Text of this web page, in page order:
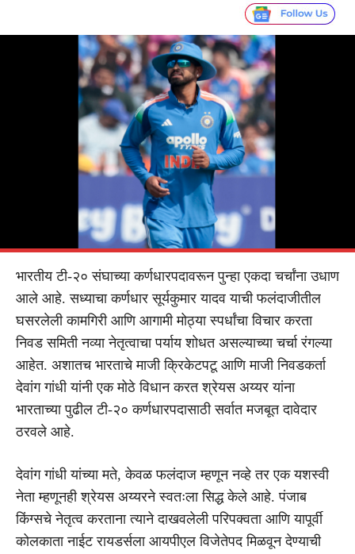
भारतीय टी-२० संघाच्या कर्णधारपदावरून पुन्हा एकदा चर्चांना उधाण
आले आहे. सध्याचा कर्णधार सूर्यकुमार यादव याची फलंदाजीतील
घसरलेली कामगिरी आणि आगामी मोठ्या स्पर्धांचा विचार करता
निवड समिती नव्या नेतृत्वाचा पर्याय शोधत असल्याच्या चर्चा रंगल्या
आहेत. अशातच भारताचे माजी क्रिकेटपटू आणि माजी निवडकर्ता
देवांग गांधी यांनी एक मोठे विधान करत श्रेयस अय्यर यांना
भारताच्या पुढील टी-२० कर्णधारपदासाठी सर्वात मजबूत दावेदार
ठरवले आहे.
देवांग गांधी यांच्या मते, केवळ फलंदाज म्हणून नव्हे तर एक यशस्वी
नेता म्हणूनही श्रेयस अय्यरने स्वतःला सिद्ध केले आहे. पंजाब
किंग्सचे नेतृत्व करताना त्याने दाखवलेली परिपक्वता आणि यापूर्वी
कोलकाता नाईट रायडर्सला आयपीएल विजेतेपद मिळवून देण्याची